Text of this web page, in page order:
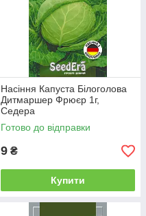
Насіння Капуста Білоголова
Дитмаршер Фрюєр 1г,
Седера
Готово до відправки
9 ₴
Купити